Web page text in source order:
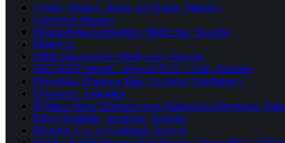
Cezary Kopacz, lekarz psychiatra, Staszów
Cukiernie Staszów
Diagnostyka Laboratoria Medyczne, Staszów
Dietetycy
Dilab Diagnostyka Medyczna, Staszów
DREWEX import – eksport Rafał Lisiak, Połaniec
Drog-Bud Zbigniew Bąk, Czajków Południowy
Drukarnie, poligrafia
Dylmex Firma Transportowo-Budowlano-Drogowa,
Edyta Rosińska, neurolog, Staszów
Ekoplon S.A. w Grabkach Dużych